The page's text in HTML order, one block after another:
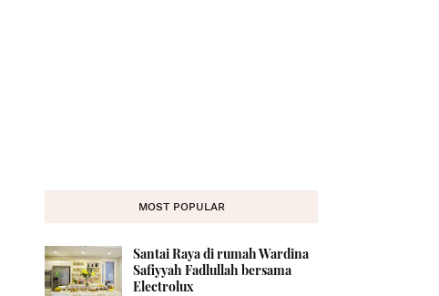
MOST POPULAR
Santai Raya di rumah Wardina
Safiyyah Fadlullah bersama
Electrolux